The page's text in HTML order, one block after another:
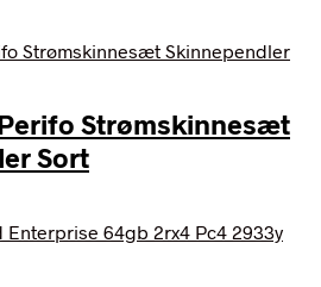
Strømskinnesæt
Sort